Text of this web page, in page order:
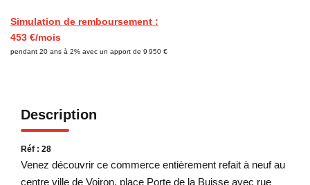
Simulation de remboursement :
453 €/mois
pendant 20 ans à 2% avec un apport de 9 950 €
Description
Réf : 28
Venez découvrir ce commerce entièrement refait à neuf au
centre ville de Voiron, place Porte de la Buisse avec rue